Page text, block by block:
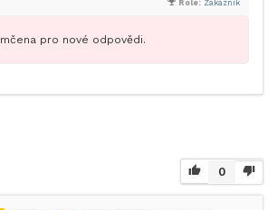
Role: Zákazník
pro nové odpovědi.
0